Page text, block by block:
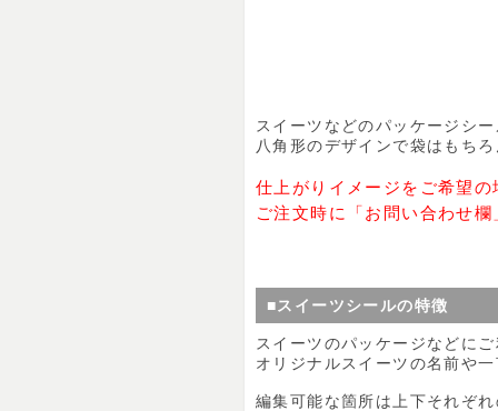
スイーツなどのパッケージシ
八角形のデザインで袋はもち
仕上がりイメージをご希望の
ご注文時に「お問い合わせ
■スイーツシールの特徴
スイーツのパッケージなどに
オリジナルスイーツの名前や
編集可能な箇所は上下それぞ